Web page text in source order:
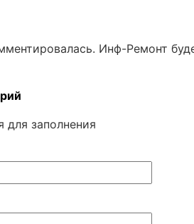
Инф-Ремонт
для заполнения